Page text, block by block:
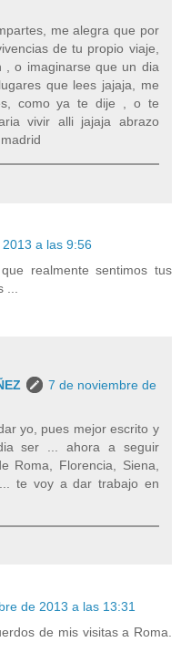
me alegra que por
de tu propio viaje,
, o imaginarse que un dia
que lees jajaja, me
como ya te dije , o te
vivir alli jajaja abrazo
a las 9:56
realmente sentimos tus
...
7 de noviembre de
yo, pues mejor escrito y
ser ... ahora a seguir
Roma, Florencia, Siena,
te voy a dar trabajo en
de 2013 a las 13:31
de mis visitas a Roma.